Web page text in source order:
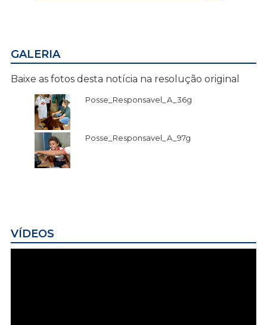
GALERIA
Baixe as fotos desta notícia na resolução original
Posse_Responsavel_A_36g
Posse_Responsavel_A_97g
VÍDEOS